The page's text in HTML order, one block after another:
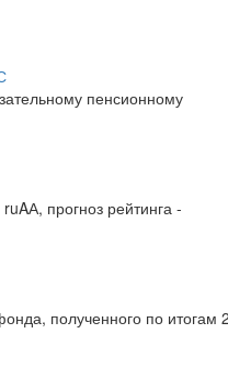
пенсионному
прогноз рейтинга -
полученного по итогам